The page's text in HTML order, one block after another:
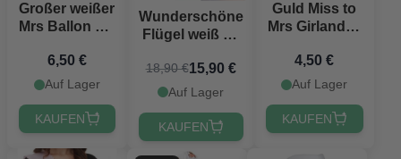
Großer weißer
Mrs Ballon mit
Schrift - 1
Meter
6,50 €
Auf Lager
KAUFEN
Wunderschöne
Flügel weiß 78
18,90 €15,90 €
Auf Lager
KAUFEN
Guld Miss to
Mrs Girlande -
4,50 €
Auf Lager
KAUFEN